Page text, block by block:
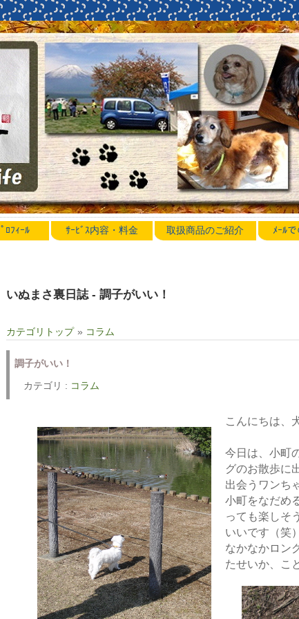
ﾌｨｰﾙ ｻｰﾋﾞｽ内容・料金 取扱商品のご紹介 ﾒｰﾙ
いぬまさ裏日誌 - 調子がいい！
カテゴリトップ » コラム
調子がいい！
カテゴリ : コラム
こんにちは、
今日は、小町
グのお散歩に
出会うワンち
小町をなだめ
っても楽しそ
いいです（笑）
なかなかロン
たせいか、こ